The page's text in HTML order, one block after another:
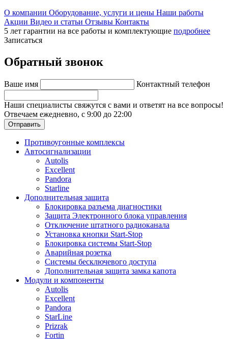
О компании Оборудование, услуги и цены Наши работы
Акции Видео и статьи Отзывы Контакты
5 лет гарантии на все работы и комплектующие подробнее
Записаться
Обратный звонок
Ваше имя Контактный телефон
Наши специалисты свяжутся с вами и ответят на все вопросы!
Отвечаем ежедневно, с 9:00 до 22:00
Отправить
Противоугонные комплексы
Автосигнализации
Autolis
Excellent
Pandora
Starline
Дополнительная защита
Блокировка разъема диагностики
Защита Электронного блока управления
Отключение штатного радиоканала
Установка кнопки Start-Stop
Блокировка системы Start-Stop
Аварийная розетка
Системы бесключевого доступа
Дополнительная защита замка капота
Модули и компоненты
Autolis
Excellent
Pandora
StarLine
Prizrak
Fortin